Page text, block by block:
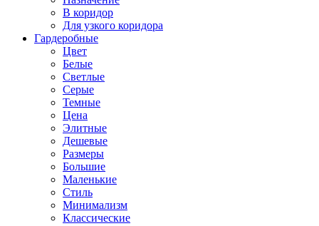
В коридор
Для узкого коридора
Гардеробные
Цвет
Белые
Светлые
Серые
Темные
Цена
Элитные
Дешевые
Размеры
Большие
Маленькие
Стиль
Минимализм
Классические